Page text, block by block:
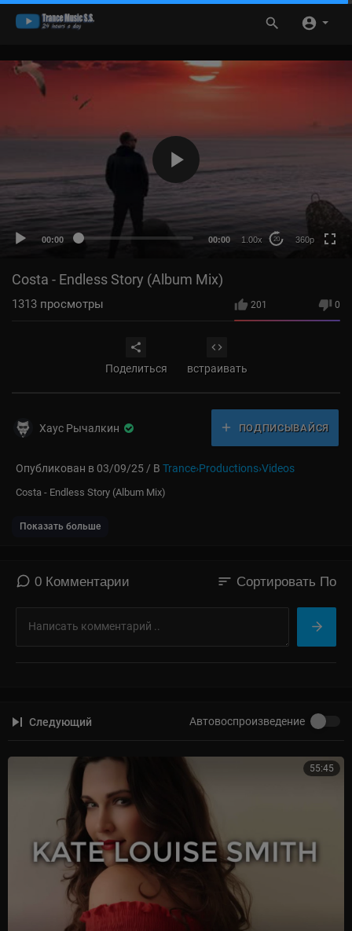
00:00 00:00 1.00x 20 360p
Costa - Endless Story (Album Mix)
201 0
1313 просмотры
Поделиться встраивать
Хаус Рычалкин ПОДПИСЫВАЙСЯ
Опубликован в 03/09/25 / В Trance›Productions›Videos
⁣Costa - Endless Story (Album Mix)
Показать больше
0 Комментарии sort Сортировать По
Следующий Автовоспроизведение
55:45